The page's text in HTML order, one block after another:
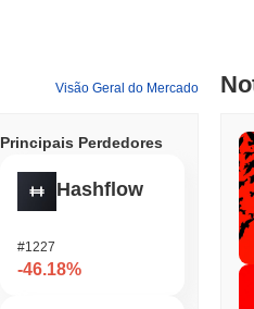
Visão Geral do Mercado
Principais Perdedores
Hashflow
#1227
-46.18%